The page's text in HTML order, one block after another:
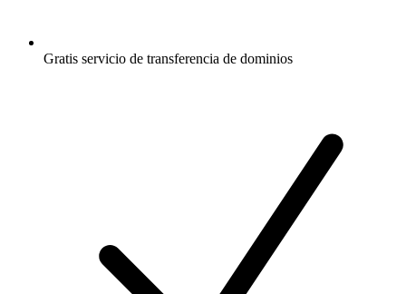
Gratis servicio de transferencia de dominios